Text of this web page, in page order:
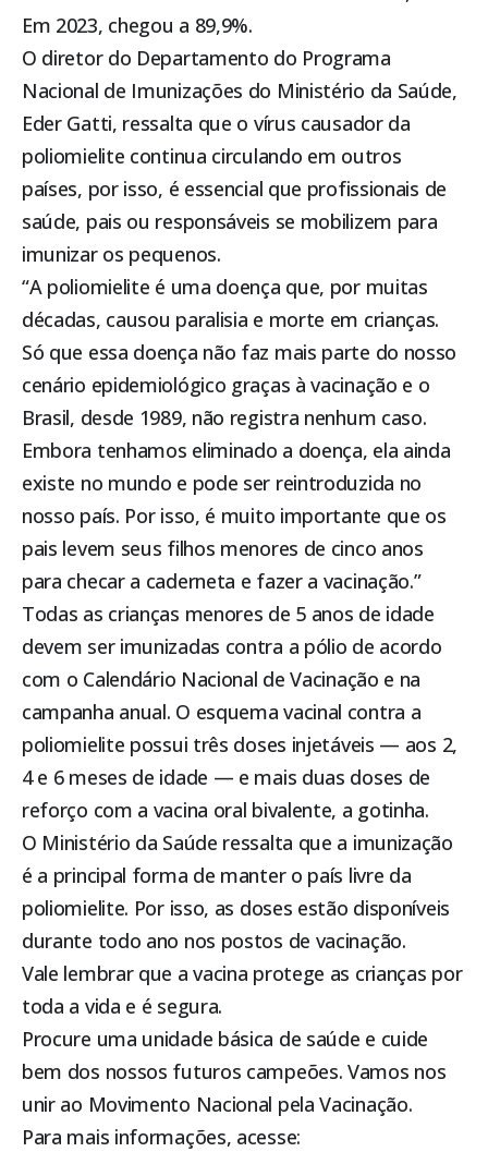
Em 2023, chegou a 89,9%.
O diretor do Departamento do Programa
Nacional de Imunizações do Ministério da Saúde,
Eder Gatti, ressalta que o vírus causador da
poliomielite continua circulando em outros
países, por isso, é essencial que profissionais de
saúde, pais ou responsáveis se mobilizem para
imunizar os pequenos.
“A poliomielite é uma doença que, por muitas
décadas, causou paralisia e morte em crianças.
Só que essa doença não faz mais parte do nosso
cenário epidemiológico graças à vacinação e o
Brasil, desde 1989, não registra nenhum caso.
Embora tenhamos eliminado a doença, ela ainda
existe no mundo e pode ser reintroduzida no
nosso país. Por isso, é muito importante que os
pais levem seus filhos menores de cinco anos
para checar a caderneta e fazer a vacinação.”
Todas as crianças menores de 5 anos de idade
devem ser imunizadas contra a pólio de acordo
com o Calendário Nacional de Vacinação e na
campanha anual. O esquema vacinal contra a
poliomielite possui três doses injetáveis — aos 2,
4 e 6 meses de idade — e mais duas doses de
reforço com a vacina oral bivalente, a gotinha.
O Ministério da Saúde ressalta que a imunização
é a principal forma de manter o país livre da
poliomielite. Por isso, as doses estão disponíveis
durante todo ano nos postos de vacinação.
Vale lembrar que a vacina protege as crianças por
toda a vida e é segura.
Procure uma unidade básica de saúde e cuide
bem dos nossos futuros campeões. Vamos nos
unir ao Movimento Nacional pela Vacinação.
Para mais informações, acesse: